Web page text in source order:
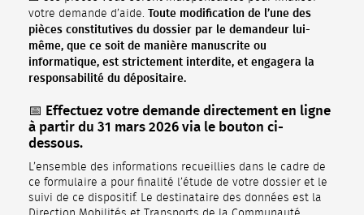
votre demande d’aide. Toute modification de l’une des
pièces constitutives du dossier par le demandeur lui-
même, que ce soit de manière manuscrite ou
informatique, est strictement interdite, et engagera la
responsabilité du dépositaire.
📅 Effectuez votre demande directement en ligne
à partir du 31 mars 2026 via le bouton ci-
dessous.
L’ensemble des informations recueillies dans le cadre de
ce formulaire a pour finalité l’étude de votre dossier et le
suivi de ce dispositif. Le destinataire des données est la